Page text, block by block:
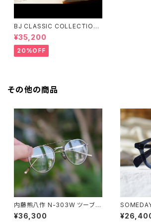
BJ CLASSIC COLLECTION
¥35,200
20%OFF
その他の商品
内藤熊八作 N-303W ツーブリ
ッジ ダブルブリッジ ボストン
¥36,300
デー パリ
堂 オリジナ